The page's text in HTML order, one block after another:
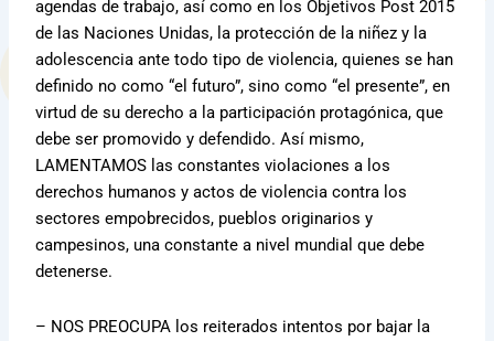
agendas de trabajo, así como en los Objetivos Post 2015
de las Naciones Unidas, la protección de la niñez y la
adolescencia ante todo tipo de violencia, quienes se han
definido no como “el futuro”, sino como “el presente”, en
virtud de su derecho a la participación protagónica, que
debe ser promovido y defendido. Así mismo,
LAMENTAMOS las constantes violaciones a los
derechos humanos y actos de violencia contra los
sectores empobrecidos, pueblos originarios y
campesinos, una constante a nivel mundial que debe
detenerse.
– NOS PREOCUPA los reiterados intentos por bajar la